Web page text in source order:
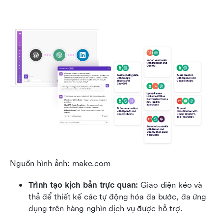
Nguồn hình ảnh: make.com
Trình tạo kịch bản trực quan: Giao diện kéo và
thả để thiết kế các tự động hóa đa bước, đa ứng
dụng trên hàng nghìn dịch vụ được hỗ trợ.